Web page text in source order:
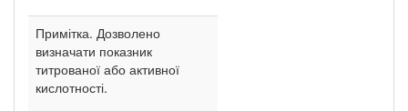
Примітка. Дозволено
визначати показник
титрованої або активної
кислотності.